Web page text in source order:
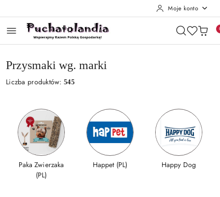
Moje konto
Przysmaki wg. marki
Liczba produktów:545
Paka Zwierzaka
(PL)
Happet (PL) Happy Dog